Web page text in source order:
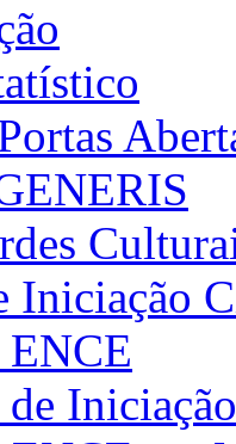
Iniciação
ENCE
de